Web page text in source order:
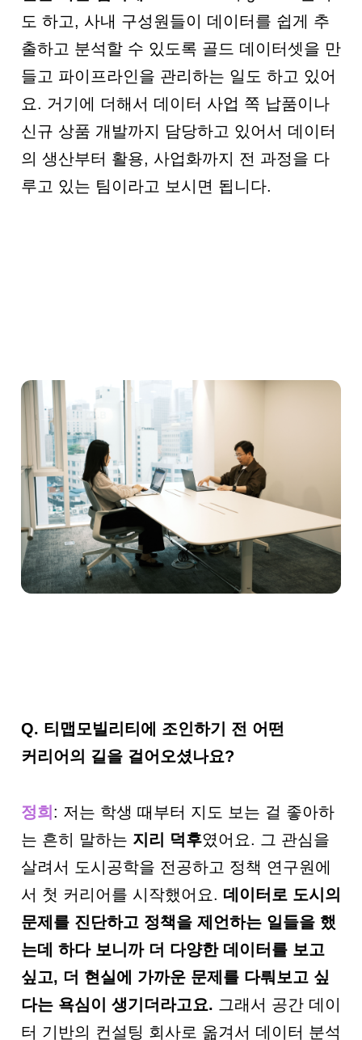
도 하고, 사내 구성원들이 데이터를 쉽게 추
출하고 분석할 수 있도록 골드 데이터셋을 만
들고 파이프라인을 관리하는 일도 하고 있어
요. 거기에 더해서 데이터 사업 쪽 납품이나
신규 상품 개발까지 담당하고 있어서 데이터
의 생산부터 활용, 사업화까지 전 과정을 다
루고 있는 팀이라고 보시면 됩니다.
Q. 티맵모빌리티에 조인하기 전 어떤
커리어의 길을 걸어오셨나요?
정희: 저는 학생 때부터 지도 보는 걸 좋아하
는 흔히 말하는 지리 덕후였어요. 그 관심을
살려서 도시공학을 전공하고 정책 연구원에
서 첫 커리어를 시작했어요. 데이터로 도시의
문제를 진단하고 정책을 제언하는 일들을 했
는데 하다 보니까 더 다양한 데이터를 보고
싶고, 더 현실에 가까운 문제를 다뤄보고 싶
다는 욕심이 생기더라고요. 그래서 공간 데이
터 기반의 컨설팅 회사로 옮겨서 데이터 분석